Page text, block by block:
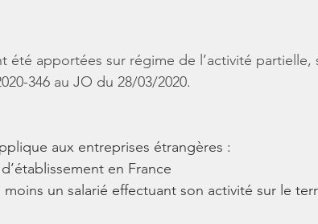
été apportées sur régime de l’activité partielle,
346 au JO du 28/03/2020.
aux entreprises étrangères :
en France
un salarié effectuant son activité sur le